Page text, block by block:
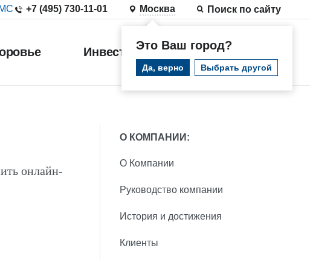
+7 (495) 730-11-01 Москва
Это Ваш город?
Да, верно Выбрать другой
Поиск по сайту
Инвестиции
онлайн-
О КОМПАНИИ:
О Компании
Руководство компании
История и достижения
Клиенты